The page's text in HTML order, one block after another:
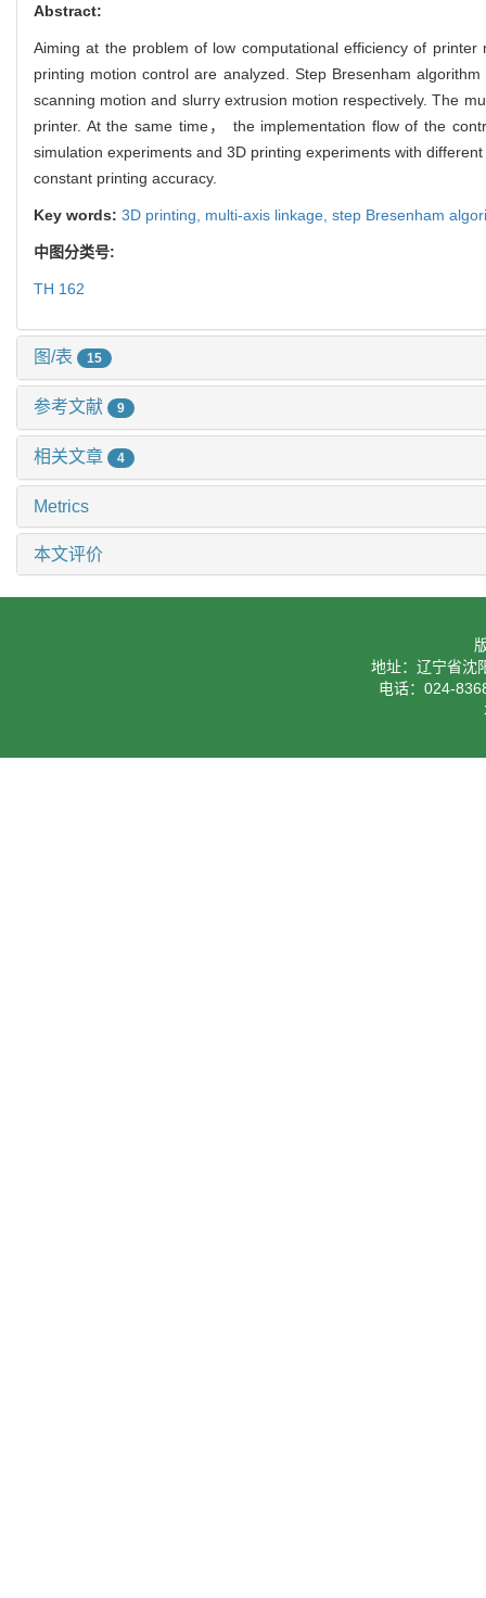
Abstract:
Aiming at the problem of low computational efficiency of
printing motion control are analyzed. Step Bresenham
scanning motion and slurry extrusion motion respectively. The
printer. At the same time， the implementation flow of the
simulation experiments and 3D printing experiments with
constant printing accuracy.
Key words: 3D printing, multi-axis linkage, step Bresenham
中图分类号:
TH 162
图/表 15
参考文献 9
相关文章 4
Metrics
本文评价
地址：辽宁省沈
电话：024-